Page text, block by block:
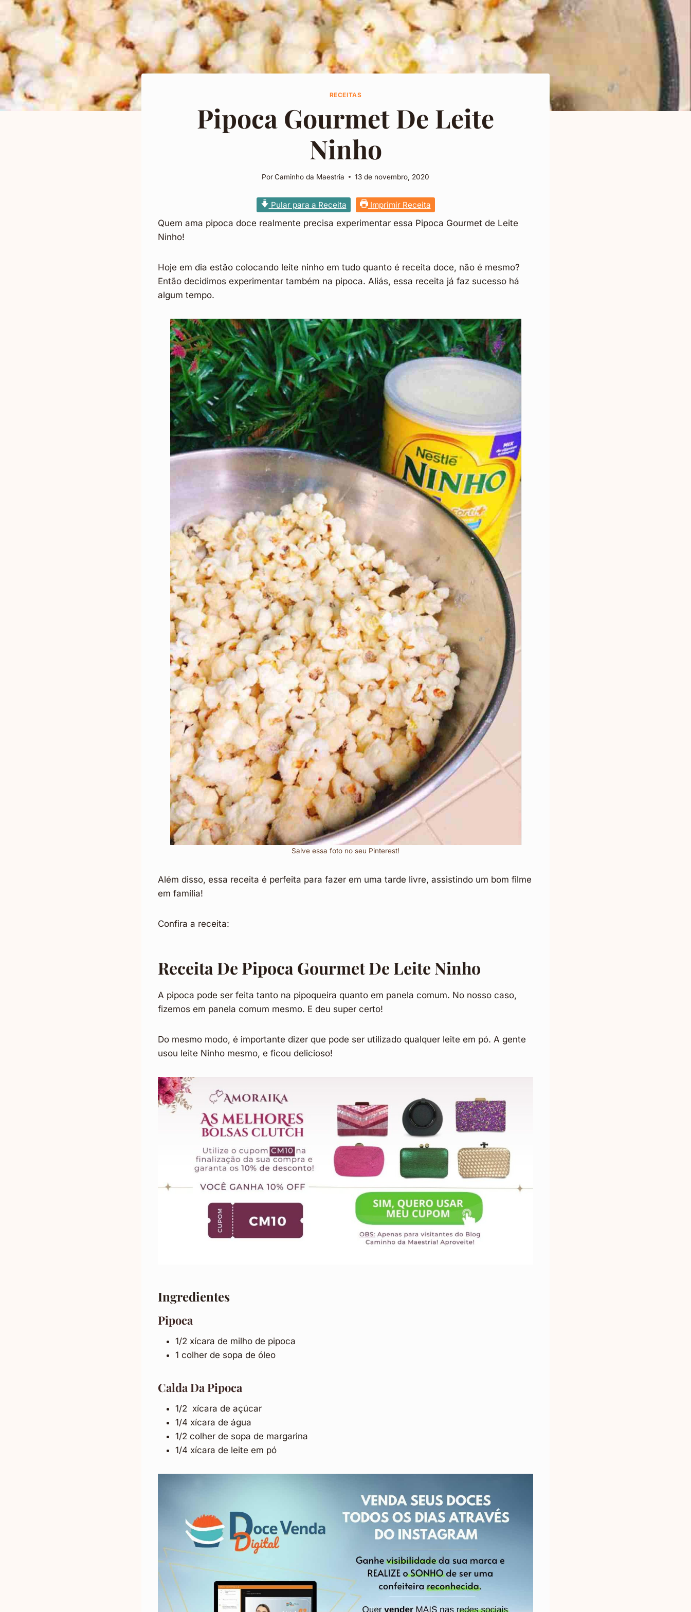
RECEITAS
Pipoca Gourmet De Leite
Ninho
PorCaminho da Maestria 13 de novembro, 2020
Pular para a Receita Imprimir Receita
Quem ama pipoca doce realmente precisa experimentar essa Pipoca Gourmet de Leite
Ninho!
Hoje em dia estão colocando leite ninho em tudo quanto é receita doce, não é mesmo?
Então decidimos experimentar também na pipoca. Aliás, essa receita já faz sucesso há
algum tempo.
Salve essa foto no seu Pinterest!
Além disso, essa receita é perfeita para fazer em uma tarde livre, assistindo um bom filme
em família!
Confira a receita:
Receita De Pipoca Gourmet De Leite Ninho
A pipoca pode ser feita tanto na pipoqueira quanto em panela comum. No nosso caso,
fizemos em panela comum mesmo. E deu super certo!
Do mesmo modo, é importante dizer que pode ser utilizado qualquer leite em pó. A gente
usou leite Ninho mesmo, e ficou delicioso!
Ingredientes
Pipoca
1/2 xícara de milho de pipoca
1 colher de sopa de óleo
Calda Da Pipoca
1/2 xícara de açúcar
1/4 xícara de água
1/2 colher de sopa de margarina
1/4 xícara de leite em pó